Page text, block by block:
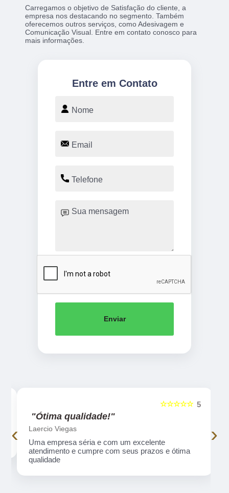
Carregamos o objetivo de Satisfação do cliente, a
empresa nos destacando no segmento. Também
oferecemos outros serviços, como Adesivagem e
Comunicação Visual. Entre em contato conosco para
mais informações.
Entre em Contato
Enviar
5
☆☆☆☆☆
"Ótima qualidade!"
Laercio Viegas
Uma empresa séria e com um excelente
atendimento e cumpre com seus prazos e ótima
qualidade
‹ ›